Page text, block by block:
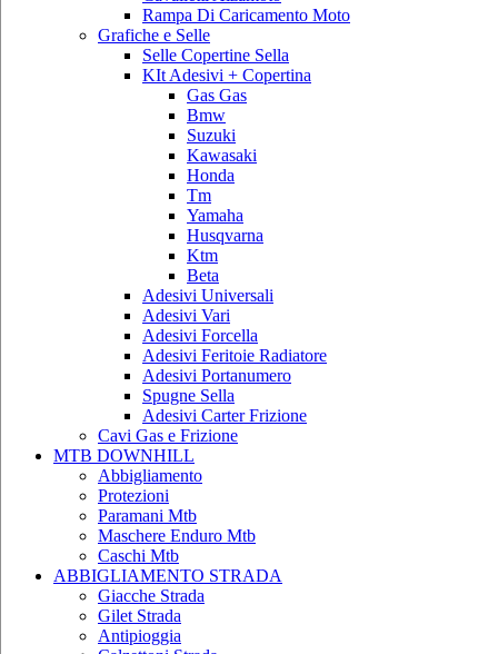
Rampa Di Caricamento Moto
Grafiche e Selle
Selle Copertine Sella
KIt Adesivi + Copertina
Gas Gas
Bmw
Suzuki
Kawasaki
Honda
Tm
Yamaha
Husqvarna
Ktm
Beta
Adesivi Universali
Adesivi Vari
Adesivi Forcella
Adesivi Feritoie Radiatore
Adesivi Portanumero
Spugne Sella
Adesivi Carter Frizione
Cavi Gas e Frizione
MTB DOWNHILL
Abbigliamento
Protezioni
Paramani Mtb
Maschere Enduro Mtb
Caschi Mtb
ABBIGLIAMENTO STRADA
Giacche Strada
Gilet Strada
Antipioggia